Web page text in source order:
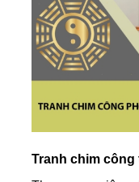
Tranh chim